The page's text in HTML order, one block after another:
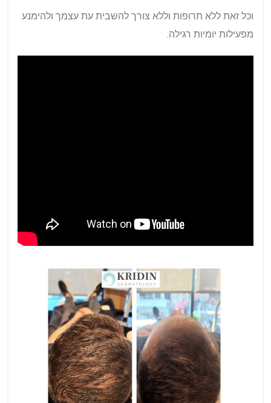
וכל זאת ללא תרופות וללא צורך להשבית עת עצמך ולהימנע
מפעילות יומיות רגילה.